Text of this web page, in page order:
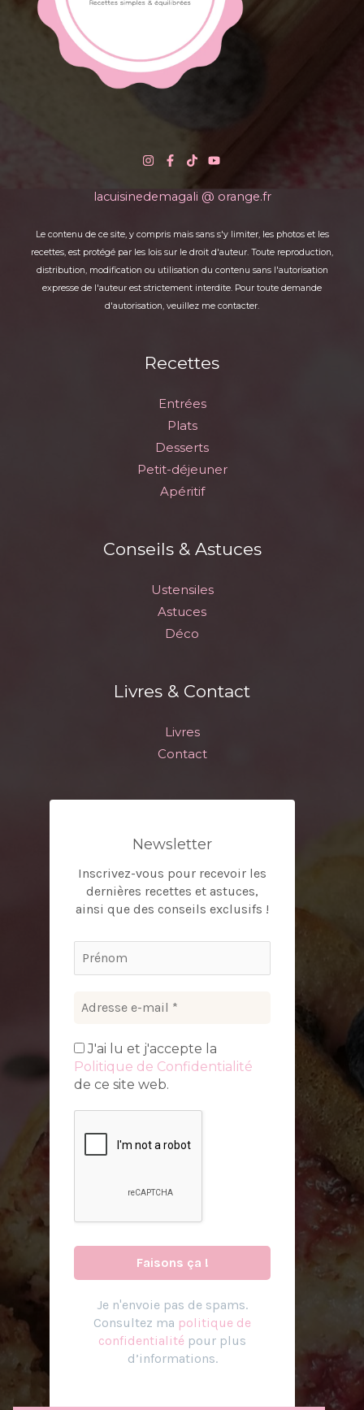
lacuisinedemagali @ orange.fr
Le contenu de ce site, y compris mais sans s'y limiter, les photos et les
recettes, est protégé par les lois sur le droit d'auteur. Toute reproduction,
distribution, modification ou utilisation du contenu sans l'autorisation
expresse de l'auteur est strictement interdite. Pour toute demande
d'autorisation, veuillez me contacter.
Recettes
Entrées
Plats
Desserts
Petit-déjeuner
Apéritif
Conseils & Astuces
Ustensiles
Astuces
Déco
Livres & Contact
Livres
Contact
Newsletter
Inscrivez-vous pour recevoir les
dernières recettes et astuces,
ainsi que des conseils exclusifs !
J'ai lu et j'accepte la
Politique de Confidentialité
de ce site web.
Je n'envoie pas de spams.
Consultez ma politique de
confidentialité pour plus
d’informations.